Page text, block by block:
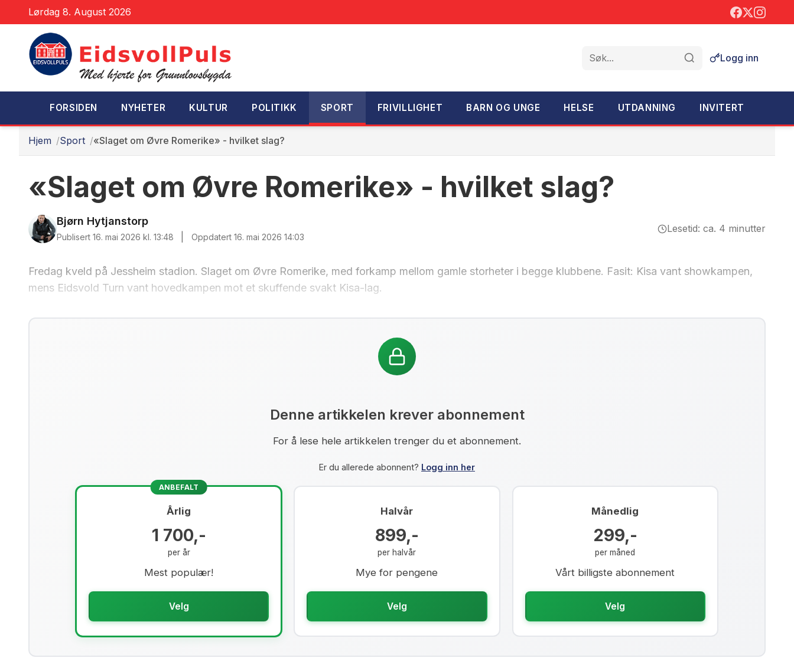
Lørdag 8. August 2026
Søk
Logg inn
FORSIDEN NYHETER KULTUR POLITIKK SPORT FRIVILLIGHET BARN OG UNGE HELSE UTDANNING INVITERT
Hjem Sport «Slaget om Øvre Romerike» - hvilket slag?
«Slaget om Øvre Romerike» - hvilket slag?
Bjørn Hytjanstorp
Publisert 16. mai 2026 kl. 13:48 Oppdatert 16. mai 2026 14:03
Lesetid: ca. 4 minutter
Fredag kveld på Jessheim stadion. Slaget om Øvre Romerike, med forkamp mellom gamle storheter i begge klubbene. Fasit: Kisa vant showkampen,
mens Eidsvold Turn vant hovedkampen mot et skuffende svakt Kisa-lag.
Denne artikkelen krever abonnement
For å lese hele artikkelen trenger du et abonnement.
Er du allerede abonnent? Logg inn her
ANBEFALT
Årlig
1 700,-
per år
Mest populær!
Velg
Halvår
899,-
per halvår
Mye for pengene
Velg
Månedlig
299,-
per måned
Vårt billigste abonnement
Velg